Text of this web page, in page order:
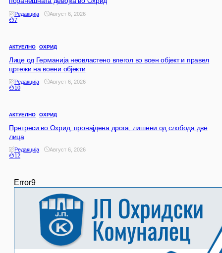
Редакција
Август 6, 2026
7
АКТУЕЛНО ОХРИД
Лице од Германија неовластено влегол во воен објект и правел
цртежи на воени објекти
Редакција
Август 6, 2026
10
АКТУЕЛНО ОХРИД
Претреси во Охрид, пронајдена дрога, лишени од слобода две
лица
Редакција
Август 6, 2026
12
Error9